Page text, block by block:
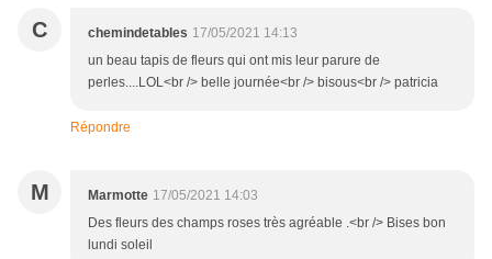
C chemindetables 17/05/2021 14:13
un beau tapis de fleurs qui ont mis leur parure de
perles....LOL<br /> belle journée<br /> bisous<br /> patricia
Répondre
M Marmotte 17/05/2021 14:03
Des fleurs des champs roses très agréable .<br /> Bises bon
lundi soleil